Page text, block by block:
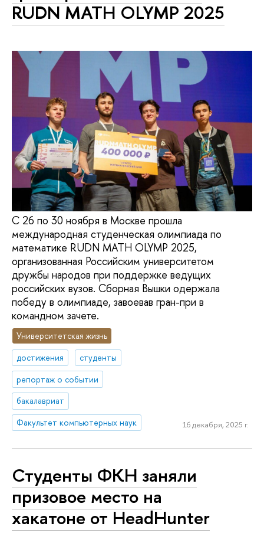
RUDN MATH OLYMP 2025
С 26 по 30 ноября в Москве прошла
международная студенческая олимпиада по
математике RUDN MATH OLYMP 2025,
организованная Российским университетом
дружбы народов при поддержке ведущих
российских вузов. Сборная Вышки одержала
победу в олимпиаде, завоевав гран-при в
командном зачете.
Университетская жизнь
достижения
студенты
репортаж о событии
бакалавриат
Факультет компьютерных наук
16 декабря, 2025 г.
Студенты ФКН заняли
призовое место на
хакатоне от HeadHunter